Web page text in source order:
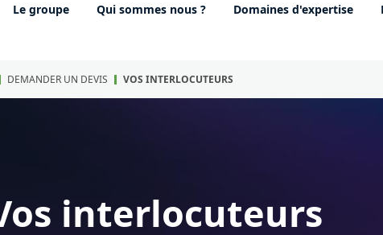
Le groupe Qui sommes nous ? Domaines d'expertise
DEMANDER UN DEVIS VOS INTERLOCUTEURS
interlocuteurs